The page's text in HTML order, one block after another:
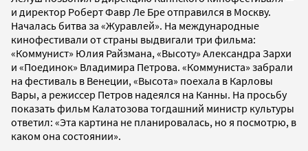
и директор Роберт Фавр Ле Бре отправился в Москву.
Началась битва за «Журавлей». На международные
кинофестивали от страны выдвигали три фильма:
«Коммунист» Юлия Райзмана, «Высоту» Александра Зархи
и «Поединок» Владимира Петрова. «Коммуниста» забрали
на фестиваль в Венеции, «Высота» поехала в Карловы
Вары, а режиссер Петров надеялся на Канны. На просьбу
показать фильм Калатозова тогдашний министр культуры
ответил: «Эта картина не планировалась, но я посмотрю, в
каком она состоянии».